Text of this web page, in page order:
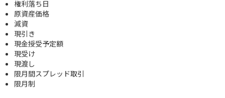
権利落ち日
原資産価格
減資
現引き
現金授受予定額
現受け
現渡し
限月間スプレッド取引
限月制